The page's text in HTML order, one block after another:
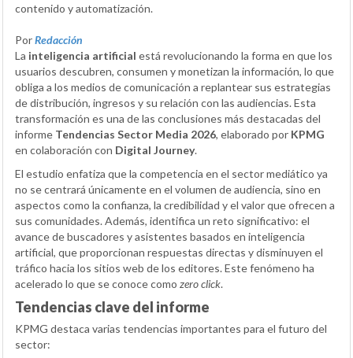
contenido y automatización.
PorRedacción
La inteligencia artificial está revolucionando la forma en que los
usuarios descubren, consumen y monetizan la información, lo que
obliga a los medios de comunicación a replantear sus estrategias
de distribución, ingresos y su relación con las audiencias. Esta
transformación es una de las conclusiones más destacadas del
informe Tendencias Sector Media 2026, elaborado por KPMG
en colaboración con Digital Journey.
El estudio enfatiza que la competencia en el sector mediático ya
no se centrará únicamente en el volumen de audiencia, sino en
aspectos como la confianza, la credibilidad y el valor que ofrecen a
sus comunidades. Además, identifica un reto significativo: el
avance de buscadores y asistentes basados en inteligencia
artificial, que proporcionan respuestas directas y disminuyen el
tráfico hacia los sitios web de los editores. Este fenómeno ha
acelerado lo que se conoce como zero click.
Tendencias clave del informe
KPMG destaca varias tendencias importantes para el futuro del
sector: